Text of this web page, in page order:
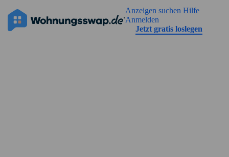
Anzeigen suchen Hilfe
Anmelden
Jetzt gratis loslegen
Die Anzeige hat noch keine Bilder
Straßenansicht